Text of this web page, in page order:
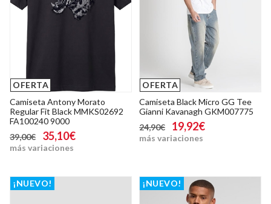
OFERTA
Camiseta Antony Morato
Regular Fit Black MMKS02692
FA100240 9000
39,00€
35,10€
más variaciones
OFERTA
Camiseta Black Micro GG Tee
Gianni Kavanagh GKM007775
24,90€
19,92€
más variaciones
¡NUEVO! ¡NUEVO!